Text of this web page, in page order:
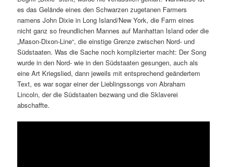
es das Gelände eines den Schwarzen zugetanen Farmers
namens John Dixie in Long Island/New York, die Farm eines
nicht ganz so freundlichen Mannes auf Manhattan Island oder die
„Mason-Dixon-Line“, die einstige Grenze zwischen Nord- und
Südstaaten. Was die Sache noch komplizierter macht: Der Song
wurde in den Nord- wie in den Südstaaten gesungen, auch als
eine Art Kriegslied, dann jeweils mit entsprechend geändertem
Text, es war sogar einer der Lieblingssongs von Abraham
Lincoln, der die Südstaaten bezwang und die Sklaverei
abschaffte.